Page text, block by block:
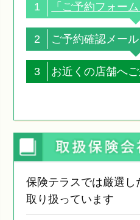
1 「ご予約フォー
2 ご予約確認メー
3 お近くの店舗へ
保険テラスでは厳選し
取り扱っています